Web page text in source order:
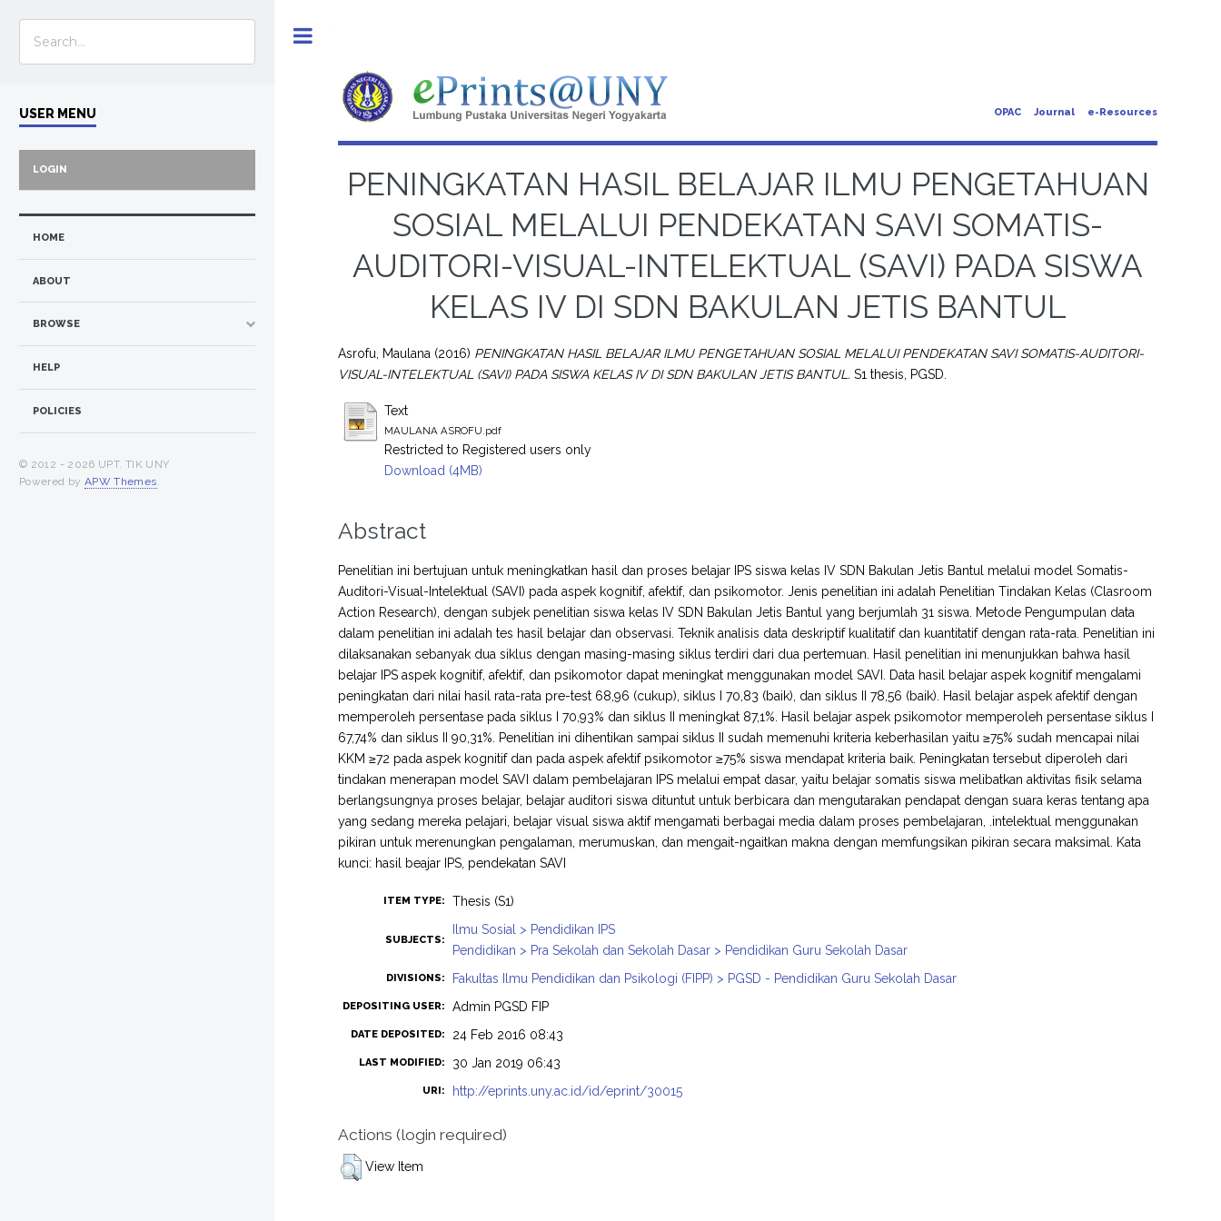
OPAC Journal e-Resources
PENINGKATAN HASIL BELAJAR ILMU PENGETAHUAN
SOSIAL MELALUI PENDEKATAN SAVI SOMATIS-
AUDITORI-VISUAL-INTELEKTUAL (SAVI) PADA SISWA
KELAS IV DI SDN BAKULAN JETIS BANTUL
Asrofu, Maulana (2016) PENINGKATAN HASIL BELAJAR ILMU PENGETAHUAN SOSIAL MELALUI PENDEKATAN SAVI SOMATIS-AUDITORI-
VISUAL-INTELEKTUAL (SAVI) PADA SISWA KELAS IV DI SDN BAKULAN JETIS BANTUL. S1 thesis, PGSD.
Text
MAULANA ASROFU.pdf
Restricted to Registered users only
Download (4MB)
Abstract
Penelitian ini bertujuan untuk meningkatkan hasil dan proses belajar IPS siswa kelas IV SDN Bakulan Jetis Bantul melalui model Somatis-
Auditori-Visual-Intelektual (SAVI) pada aspek kognitif, afektif, dan psikomotor. Jenis penelitian ini adalah Penelitian Tindakan Kelas (Clasroom
Action Research), dengan subjek penelitian siswa kelas IV SDN Bakulan Jetis Bantul yang berjumlah 31 siswa. Metode Pengumpulan data
dalam penelitian ini adalah tes hasil belajar dan observasi. Teknik analisis data deskriptif kualitatif dan kuantitatif dengan rata-rata. Penelitian ini
dilaksanakan sebanyak dua siklus dengan masing-masing siklus terdiri dari dua pertemuan. Hasil penelitian ini menunjukkan bahwa hasil
belajar IPS aspek kognitif, afektif, dan psikomotor dapat meningkat menggunakan model SAVI. Data hasil belajar aspek kognitif mengalami
peningkatan dari nilai hasil rata-rata pre-test 68,96 (cukup), siklus I 70,83 (baik), dan siklus II 78,56 (baik). Hasil belajar aspek afektif dengan
memperoleh persentase pada siklus I 70,93% dan siklus II meningkat 87,1%. Hasil belajar aspek psikomotor memperoleh persentase siklus I
67,74% dan siklus II 90,31%. Penelitian ini dihentikan sampai siklus II sudah memenuhi kriteria keberhasilan yaitu ≥75% sudah mencapai nilai
KKM ≥72 pada aspek kognitif dan pada aspek afektif psikomotor ≥75% siswa mendapat kriteria baik. Peningkatan tersebut diperoleh dari
tindakan menerapan model SAVI dalam pembelajaran IPS melalui empat dasar, yaitu belajar somatis siswa melibatkan aktivitas fisik selama
berlangsungnya proses belajar, belajar auditori siswa dituntut untuk berbicara dan mengutarakan pendapat dengan suara keras tentang apa
yang sedang mereka pelajari, belajar visual siswa aktif mengamati berbagai media dalam proses pembelajaran, .intelektual menggunakan
pikiran untuk merenungkan pengalaman, merumuskan, dan mengait-ngaitkan makna dengan memfungsikan pikiran secara maksimal. Kata
kunci: hasil beajar IPS, pendekatan SAVI
ITEM TYPE: Thesis (S1)
SUBJECTS:
Ilmu Sosial > Pendidikan IPS
Pendidikan > Pra Sekolah dan Sekolah Dasar > Pendidikan Guru Sekolah Dasar
DIVISIONS: Fakultas Ilmu Pendidikan dan Psikologi (FIPP) > PGSD - Pendidikan Guru Sekolah Dasar
DEPOSITING USER: Admin PGSD FIP
DATE DEPOSITED: 24 Feb 2016 08:43
LAST MODIFIED: 30 Jan 2019 06:43
URI: http://eprints.uny.ac.id/id/eprint/30015
Actions (login required)
View Item
USER MENU
LOGIN
HOME
ABOUT
BROWSE
HELP
POLICIES
© 2012 - 2026 UPT. TIK UNY
Powered by APW Themes